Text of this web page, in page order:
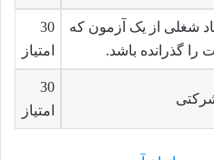
شغلی از یک آزمون که
را گذرانده باشد.
30
امتیاز
30
امتیاز